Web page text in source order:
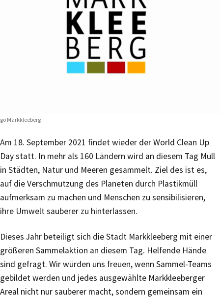
Markkleeberg
Am 18. September 2021 findet wieder der World Clean Up
Day statt. In mehr als 160 Ländern wird an diesem Tag Müll
in Städten, Natur und Meeren gesammelt. Ziel des ist es,
auf die Verschmutzung des Planeten durch Plastikmüll
aufmerksam zu machen und Menschen zu sensibilisieren,
ihre Umwelt sauberer zu hinterlassen.
Dieses Jahr beteiligt sich die Stadt Markkleeberg mit einer
größeren Sammelaktion an diesem Tag. Helfende Hände
sind gefragt. Wir würden uns freuen, wenn Sammel-Teams
gebildet werden und jedes ausgewählte Markkleeberger
Areal nicht nur sauberer macht, sondern gemeinsam ein